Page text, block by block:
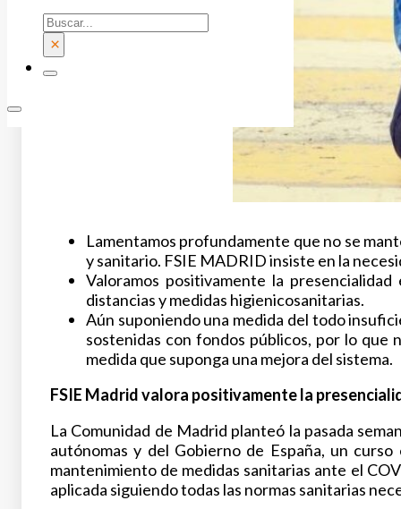
Buscar
×
Lamentamos profundamente que no se
y sanitario. FSIE MADRID insiste en la
Valoramos positivamente la
distancias y medidas higienicosanitarias.
Aún suponiendo una medida del todo
sostenidas con fondos públicos, por lo que
medida que suponga una mejora del sistema.
FSIE Madrid valora positivamente la
La Comunidad de Madrid planteó la pasada
autónomas y del Gobierno de España, un
mantenimiento de medidas sanitarias ante el
aplicada siguiendo todas las normas sanitarias